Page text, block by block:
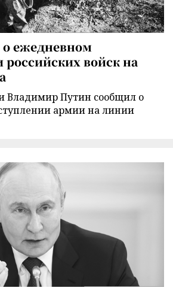
о ежедневном
войск на
Владимир Путин сообщил о
армии на линии